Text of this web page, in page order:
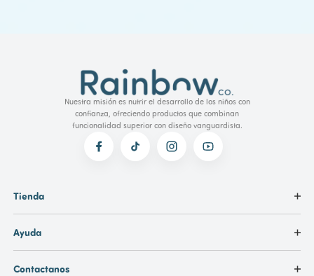
Nuestra misión es nutrir el desarrollo de los niños con
confianza, ofreciendo productos que combinan
funcionalidad superior con diseño vanguardista.
Tienda
Ayuda
Contactanos